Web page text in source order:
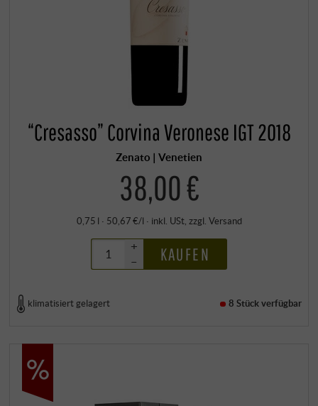
“Cresasso” Corvina Veronese IGT 2018
Zenato | Venetien
38,00 €
0,75 l · 50,67 €/l · inkl. USt, zzgl. Versand
+
–
KAUFEN
klimatisiert gelagert 8 Stückverfügbar